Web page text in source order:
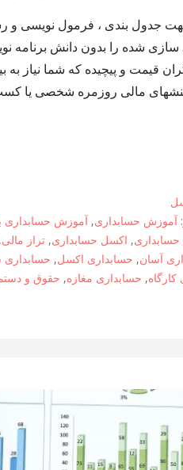
جدول بندی ، فرمول نویسی و
شده را بدون دانش برنامه
قیمت و پیچیده که شما نیاز به
مالی روزمره شخصی یا
آموزش حسابداری,آموزش حسابداری
, اکسل حسابداری,تراز مالی
آسان, حسابداری اکسل, حسابداری
, حسابداری مغازه, حقوق و